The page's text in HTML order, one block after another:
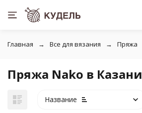
Главная Все для вязания Пряжа
Пряжа Nako в Казани
Название